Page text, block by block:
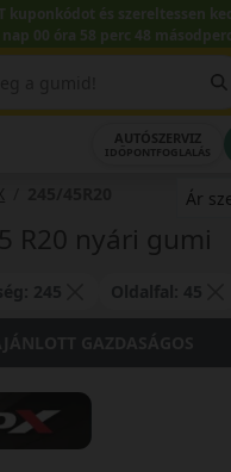
kuponkódot és szereltessen
00 óra 58 perc 48
AUTÓSZERVIZ
IDŐPONTFOGLALÁS
R20 nyári gumi